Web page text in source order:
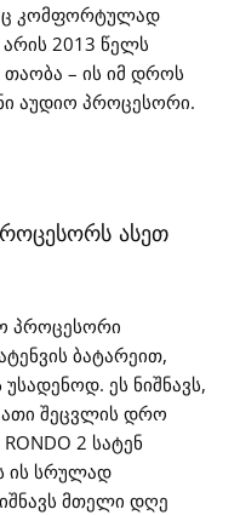
კომფორტულად
არის 2013 წელს
თაობა – ის იმ დროს
აუდიო პროცესორი.
ასეთ
პროცესორი
ბატარეით,
ეს ნიშნავს,
შეცვლის დრო
2 სატენ
ის სრულად
მთელი დღე